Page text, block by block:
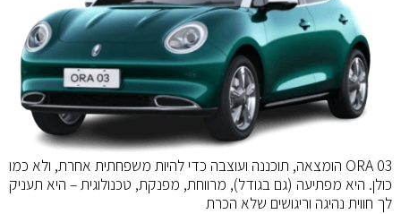
ORA 03 הומצאה, תוכננה ועוצבה כדי להיות משפחתית אחרת, ולא כמו
כולן. היא מפתיעה (גם בגודל), מרווחת, מפנקת, טכנולוגית – היא תעניק
לך חווית נהיגה וריגושים שלא הכרת